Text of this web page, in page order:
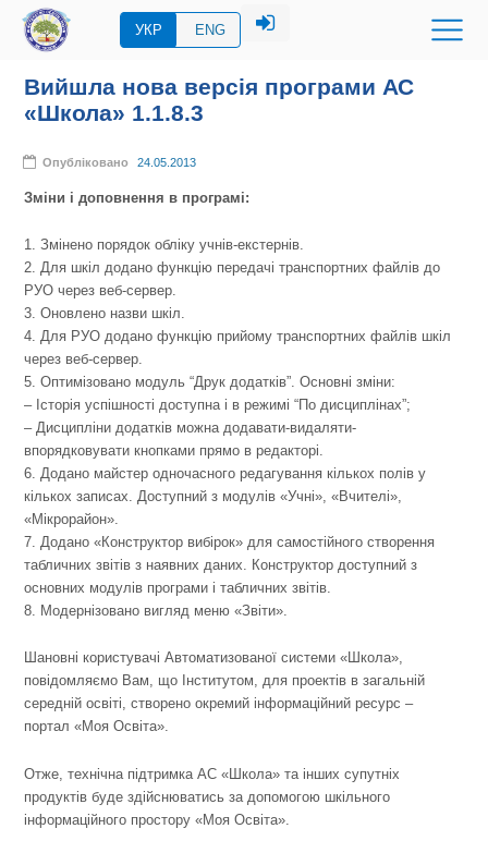
УКР ENG
Вийшла нова версія програми АС
«Школа» 1.1.8.3
Опубліковано 24.05.2013
Зміни і доповнення в програмі:
1. Змінено порядок обліку учнів-екстернів.
2. Для шкіл додано функцію передачі транспортних файлів до
РУО через веб-сервер.
3. Оновлено назви шкіл.
4. Для РУО додано функцію прийому транспортних файлів шкіл
через веб-сервер.
5. Оптимізовано модуль “Друк додатків”. Основні зміни:
– Історія успішності доступна і в режимі “По дисциплінах”;
– Дисципліни додатків можна додавати-видаляти-
впорядковувати кнопками прямо в редакторі.
6. Додано майстер одночасного редагування кількох полів у
кількох записах. Доступний з модулів «Учні», «Вчителі»,
«Мікрорайон».
7. Додано «Конструктор вибірок» для самостійного створення
табличних звітів з наявних даних. Конструктор доступний з
основних модулів програми і табличних звітів.
8. Модернізовано вигляд меню «Звіти».
Шановні користувачі Автоматизованої системи «Школа»,
повідомляємо Вам, що Інститутом, для проектів в загальній
середній освіті, створено окремий інформаційний ресурс –
портал «Моя Освіта».
Отже, технічна підтримка АС «Школа» та інших супутніх
продуктів буде здійснюватись за допомогою шкільного
інформаційного простору «Моя Освіта».